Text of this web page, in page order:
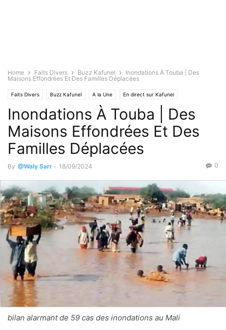
Home Faits Divers Buzz Kafunel
Inondations À Touba | Des
Maisons Effondrées Et Des Familles Déplacées
Faits Divers Buzz Kafunel A la Une En direct sur Kafunel
Environnement Météo
Inondations À Touba | Des
Maisons Effondrées Et Des
Familles Déplacées
By @Waly Sarr - 18/09/2024 0
bilan alarmant de 59 cas des inondations au Mali